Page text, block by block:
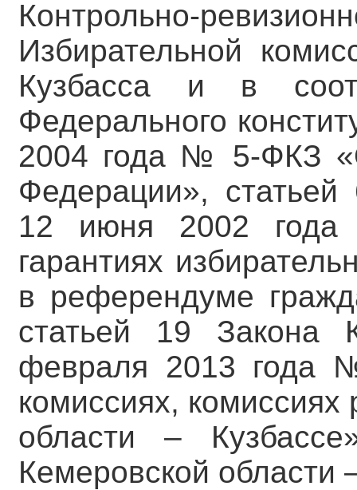
Контрольно-
Избирательной
Кузбасса и в
Федерального
2004 года № 5-ФКЗ
Федерации»,
12 июня 2002
гарантиях
в референдуме
статьей 19 Закона
февраля 2013 года
комиссиях,
области –
Кемеровской области